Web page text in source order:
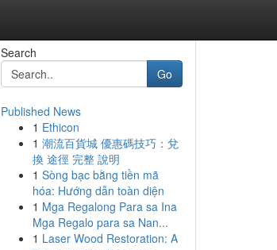
Search
Go
Published News
1 Ethicon
1 潮流百貨城 優惠碼技巧：兌
換 途徑 完整 說明
1 Sòng bạc bằng tiền mã
hóa: Hướng dẫn toàn diện
1 Mga Regalong Para sa Ina
Mga Regalo para sa Nan...
1 Laser Wood Restoration: A